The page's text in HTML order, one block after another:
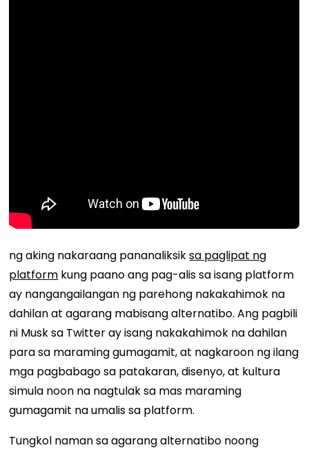
ng aking nakaraang pananaliksiksa paglipat ng
platform kung paano ang pag-alis sa isang platform
ay nangangailangan ng parehong nakakahimok na
dahilan at agarang mabisang alternatibo. Ang pagbili
ni Musk sa Twitter ay isang nakakahimok na dahilan
para sa maraming gumagamit, at nagkaroon ng ilang
mga pagbabago sa patakaran, disenyo, at kultura
simula noon na nagtulak sa mas maraming
gumagamit na umalis sa platform.
Tungkol naman sa agarang alternatibo noong